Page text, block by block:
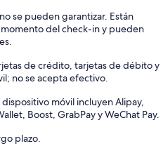
se pueden garantizar. Están
del check-in y pueden
de crédito, tarjetas de débito y
no se acepta efectivo.
móvil incluyen Alipay,
Boost, GrabPay y WeChat Pay.
plazo.